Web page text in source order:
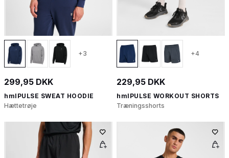
+3
299,95 DKK
hmlPULSE SWEAT HOODIE
Hættetrøje
+4
229,95 DKK
hmlPULSE WORKOUT SHORTS
Træningsshorts